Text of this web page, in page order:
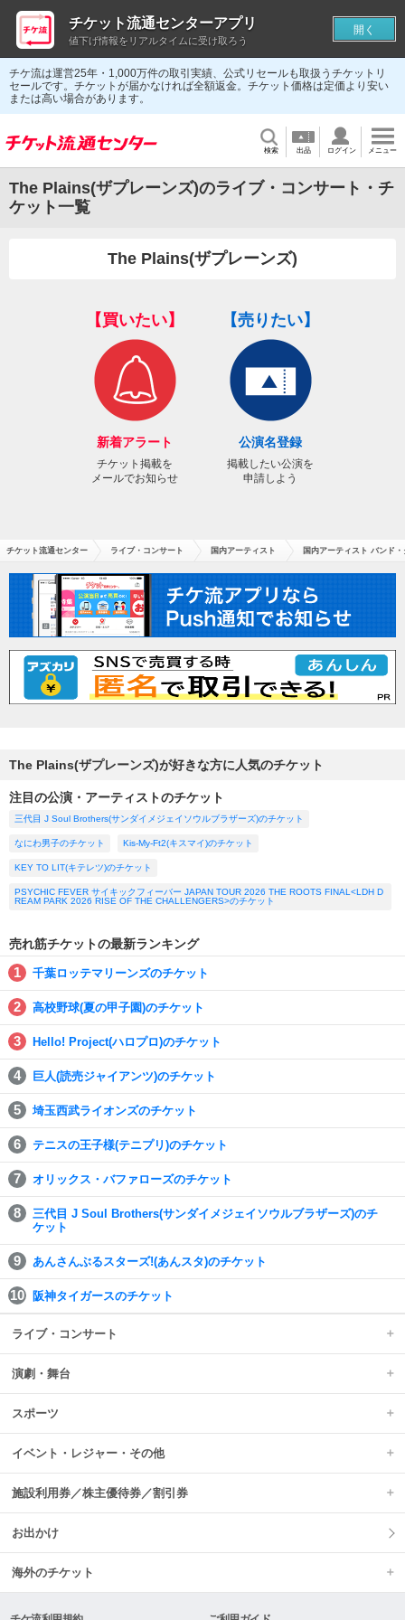
チケ流は運営25年・1,000万件の取引実績、公式リセールも取扱うチケットリ
セールです。チケットが届かなければ全額返金。チケット価格は定価より安い
または高い場合があります。
検索 出品 ログイン メニュー
The Plains(ザプレーンズ)のライブ・コンサート・チ
ケット一覧
The Plains(ザプレーンズ)
【買いたい】
新着アラート
チケット掲載を
メールでお知らせ
【売りたい】
公演名登録
掲載したい公演を
申請しよう
チケット流通センター ライブ・コンサート 国内アーティスト 国内アーティスト バンド
The Plains(ザプレーンズ)が好きな方に人気のチケット
注目の公演・アーティストのチケット
三代目 J Soul Brothers(サンダイメジェイソウルブラザーズ)のチケット
なにわ男子のチケット Kis-My-Ft2(キスマイ)のチケット
KEY TO LIT(キテレツ)のチケット
PSYCHIC FEVER サイキックフィーバー JAPAN TOUR 2026 THE ROOTS FINAL<LDH D
REAM PARK 2026 RISE OF THE CHALLENGERS>のチケット
売れ筋チケットの最新ランキング
千葉ロッテマリーンズのチケット
高校野球(夏の甲子園)のチケット
Hello! Project(ハロプロ)のチケット
巨人(読売ジャイアンツ)のチケット
埼玉西武ライオンズのチケット
テニスの王子様(テニプリ)のチケット
オリックス・バファローズのチケット
三代目 J Soul Brothers(サンダイメジェイソウルブラザーズ)のチ
ケット
あんさんぶるスターズ!(あんスタ)のチケット
阪神タイガースのチケット
ライブ・コンサート
演劇・舞台
スポーツ
イベント・レジャー・その他
施設利用券／株主優待券／割引券
お出かけ
海外のチケット
チケット流通センターアプリ
値下げ情報をリアルタイムに受け取ろう
開く